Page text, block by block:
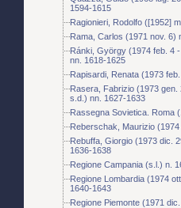
1594-1615
Ragionieri, Rodolfo ([1952]
Rama, Carlos (1971 nov. 6)
Ránki, György (1974 feb. 4
nn. 1618-1625
Rapisardi, Renata (1973
Rasera, Fabrizio (1973 gen.
s.d.) nn. 1627-1633
Rassegna Sovietica. Roma
Reberschak, Maurizio
Rebuffa, Giorgio (1973 dic.
1636-1638
Regione Campania (s.l.) n.
Regione Lombardia (1974
1640-1643
Regione Piemonte (1971